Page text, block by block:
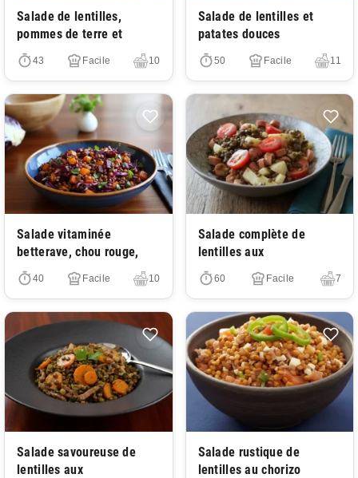
Très facile
Salade de lentilles,
pommes de terre et
43 Facile 10
Très facile
Salade de lentilles et
patates douces
50 Facile 11
Très facile
Salade vitaminée
betterave, chou rouge,
40 Facile 10
Très facile
Salade complète de
lentilles aux
60 Facile 7
Très facile
Salade savoureuse de
lentilles aux
Très facile
Salade rustique de
lentilles au chorizo